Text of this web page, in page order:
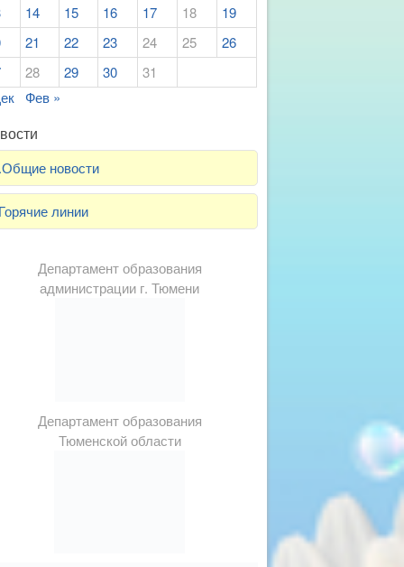
14 15 16 17 18
19
21 22 23 24 25
26
28 29 30
31
Фев »
новости
линии
Департамент образования
администрации г. Тюмени
Департамент образования
Тюменской области